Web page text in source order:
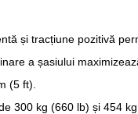
și tracțiune pozitivă
a șasiului
(5 ft).
300 kg (660 lb) și 454